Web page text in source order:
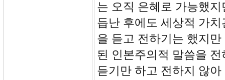
는 오직 은혜로 가능했
듭난 후에도 세상적 가
을 듣고 전하기는 했지
된 인본주의적 말씀을
듣기만 하고 전하지 않